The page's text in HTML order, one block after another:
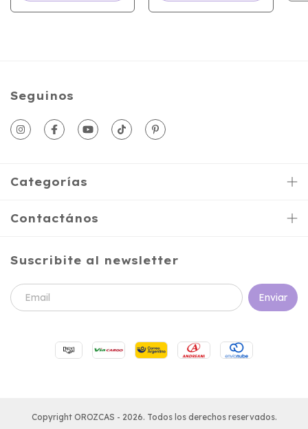
Seguinos
Categorías
Contactános
Suscribite al newsletter
Copyright OROZCAS - 2026. Todos los derechos reservados.